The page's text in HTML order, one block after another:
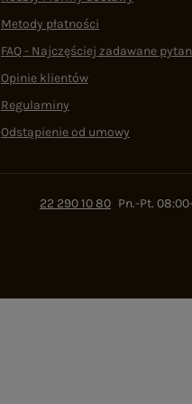
Metody płatności
FAQ - Najczęściej zadawane
Opinie klientów
Regulaminy
Odstąpienie od umowy
22 290 10 80 Pn.-Pt.